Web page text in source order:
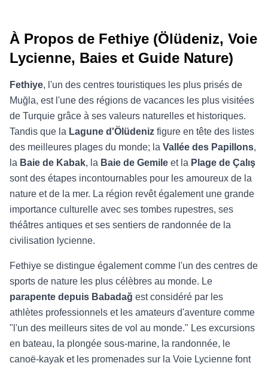
À Propos de Fethiye (Ölüdeniz, Voie
Lycienne, Baies et Guide Nature)
Fethiye, l'un des centres touristiques les plus prisés de
Muğla, est l'une des régions de vacances les plus visitées
de Turquie grâce à ses valeurs naturelles et historiques.
Tandis que la Lagune d'Ölüdeniz figure en tête des listes
des meilleures plages du monde; la Vallée des Papillons,
la Baie de Kabak, la Baie de Gemile et la Plage de Çalış
sont des étapes incontournables pour les amoureux de la
nature et de la mer. La région revêt également une grande
importance culturelle avec ses tombes rupestres, ses
théâtres antiques et ses sentiers de randonnée de la
civilisation lycienne.
Fethiye se distingue également comme l'un des centres de
sports de nature les plus célèbres au monde. Le
parapente depuis Babadağ est considéré par les
athlètes professionnels et les amateurs d'aventure comme
"l'un des meilleurs sites de vol au monde." Les excursions
en bateau, la plongée sous-marine, la randonnée, le
canoë-kayak et les promenades sur la Voie Lycienne font